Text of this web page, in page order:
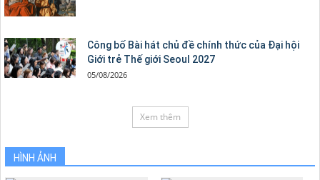
Công bố Bài hát chủ đề chính thức của Đại hội
Giới trẻ Thế giới Seoul 2027
05/08/2026
Xem thêm
HÌNH ẢNH